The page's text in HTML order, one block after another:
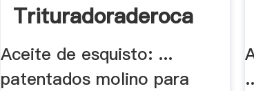
Trituradoraderoca
Aceite de esquisto: ...
patentados molino para